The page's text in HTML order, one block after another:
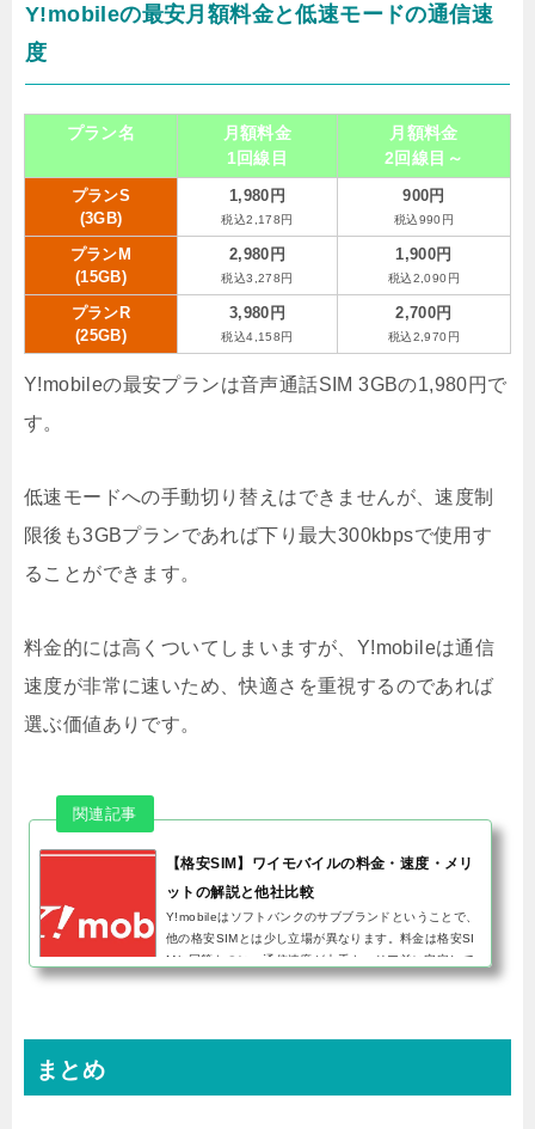
Y!mobileの最安月額料金と低速モードの通信速
度
プラン名
月額料金
1回線目
月額料金
2回線目～
プランS
(3GB)
1,980円
税込2,178円
900円
税込990円
プランM
(15GB)
2,980円
税込3,278円
1,900円
税込2,090円
プランR
(25GB)
3,980円
税込4,158円
2,700円
税込2,970円
Y!mobileの最安プランは音声通話SIM 3GBの1,980円で
す。
低速モードへの手動切り替えはできませんが、速度制
限後も3GBプランであれば下り最大300kbpsで使用す
ることができます。
料金的には高くついてしまいますが、Y!mobileは通信
速度が非常に速いため、快適さを重視するのであれば
選ぶ価値ありです。
【格安SIM】ワイモバイルの料金・速度・メリ
ットの解説と他社比較
Y!mobileはソフトバンクのサブブランドということで、
他の格安SIMとは少し立場が異なります。料金は格安SI
Mと同等なのに、通信速度が大手キャリア並に安定して
速いということで、総務省の有識者会議でMVNO勢がサ
まとめ